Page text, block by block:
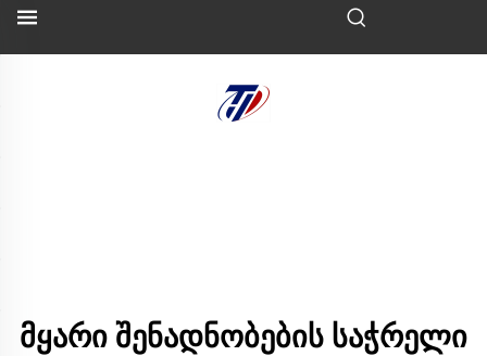
მყარი შენადნობების საჭრელი